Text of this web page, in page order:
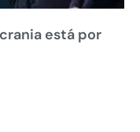
está por